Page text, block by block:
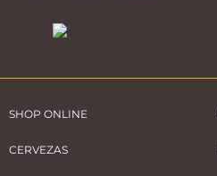
SHOP ONLINE
CERVEZAS